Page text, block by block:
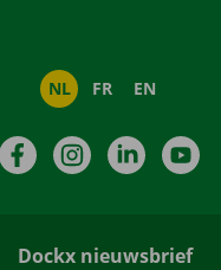
NL FR EN
FacebookInstagramLinkedIn
Dockx nieuwsbrief